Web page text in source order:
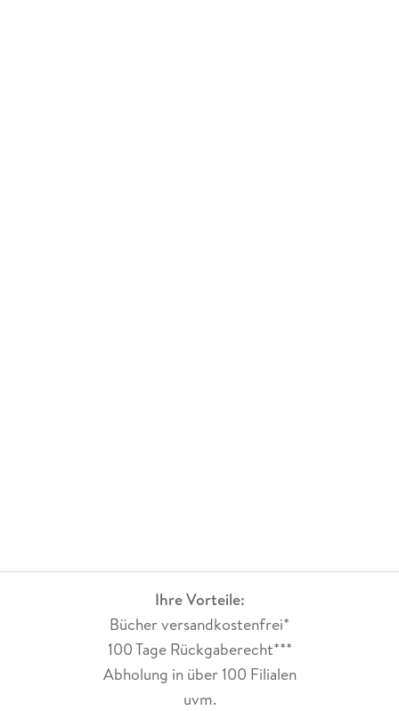
Ihre Vorteile:
Bücher versandkostenfrei*
100 Tage Rückgaberecht***
Abholung in über 100 Filialen
uvm.